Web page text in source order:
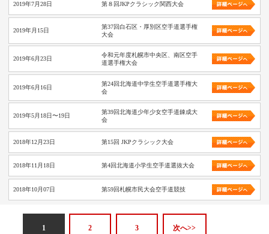
2019年7月28日 第８回JKPクラシック関西大会
2019年月15日
第37回白石区・厚別区空手道選手権
大会
2019年6月23日
令和元年度札幌市中央区、南区空手
道選手権大会
2019年6月16日
第24回北海道中学生空手道選手権大
会
2019年5月18日〜19日
第39回北海道少年少女空手道錬成大
会
2018年12月23日 第15回 JKPクラシック大会
2018年11月18日 第4回北海道小学生空手道選抜大会
2018年10月07日 第59回札幌市民大会空手道競技
1 2 3 次へ>>